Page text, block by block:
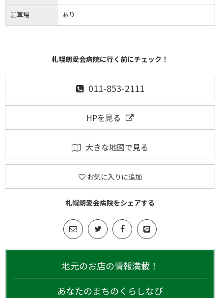
駐車場 あり
札幌朗愛会病院に行く前にチェック！
011-853-2111
HPを見る
大きな地図で見る
お気に入りに追加
札幌朗愛会病院をシェアする
地元のお店の情報満載！
あなたのまちのくらしなび